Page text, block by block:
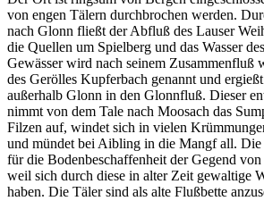
von engen Tälern durchbrochen werden.
nach Glonn fließt der Abfluß des Lauser
die Quellen um Spielberg und das Wasser
Gewässer wird nach seinem Zusammenfluß
des Gerölles Kupferbach genannt und
außerhalb Glonn in den Glonnfluß. Dieser
nimmt von dem Tale nach Moosach das
Filzen auf, windet sich in vielen
und mündet bei Aibling in die Mangf all. Die
für die Bodenbeschaffenheit der Gegend
weil sich durch diese in alter Zeit gewaltige
haben. Die Täler sind als alte Flußbette